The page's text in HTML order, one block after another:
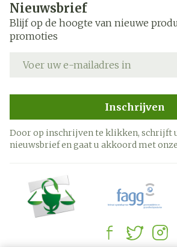
Nieuwsbrief
Blijf op de hoogte van nieuwe
promoties
Inschrijven
Door op inschrijven te klikken, schrijft
nieuwsbrief en gaat u akkoord met onze